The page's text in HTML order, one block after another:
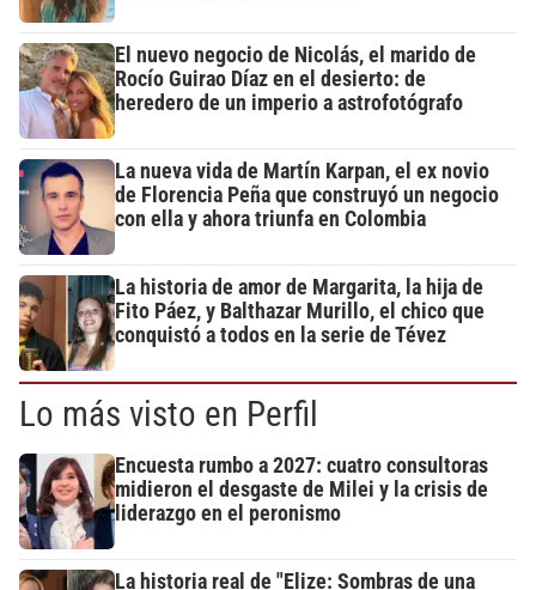
El nuevo negocio de Nicolás, el marido de
Rocío Guirao Díaz en el desierto: de
heredero de un imperio a astrofotógrafo
La nueva vida de Martín Karpan, el ex novio
de Florencia Peña que construyó un negocio
con ella y ahora triunfa en Colombia
La historia de amor de Margarita, la hija de
Fito Páez, y Balthazar Murillo, el chico que
conquistó a todos en la serie de Tévez
Lo más visto en Perfil
Encuesta rumbo a 2027: cuatro consultoras
midieron el desgaste de Milei y la crisis de
liderazgo en el peronismo
La historia real de "Elize: Sombras de una